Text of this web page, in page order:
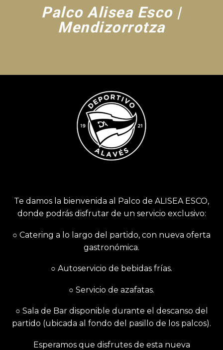
Palco Alisea Esco |
Mendizorrotza
Te damos la bienvenida al Palco de ALISEA ESCO,
donde podrás disfrutar de un servicio exclusivo:
○ Catering a lo largo del partido, con nueva oferta
gastronómica.
○ Autoservicio de bebidas frías.
○ Servicio de azafatas.
○ Sala de Bar disponible durante el descanso del
partido (ubicada al fondo del pasillo de los palcos).
Esperamos que disfrutes de esta nueva